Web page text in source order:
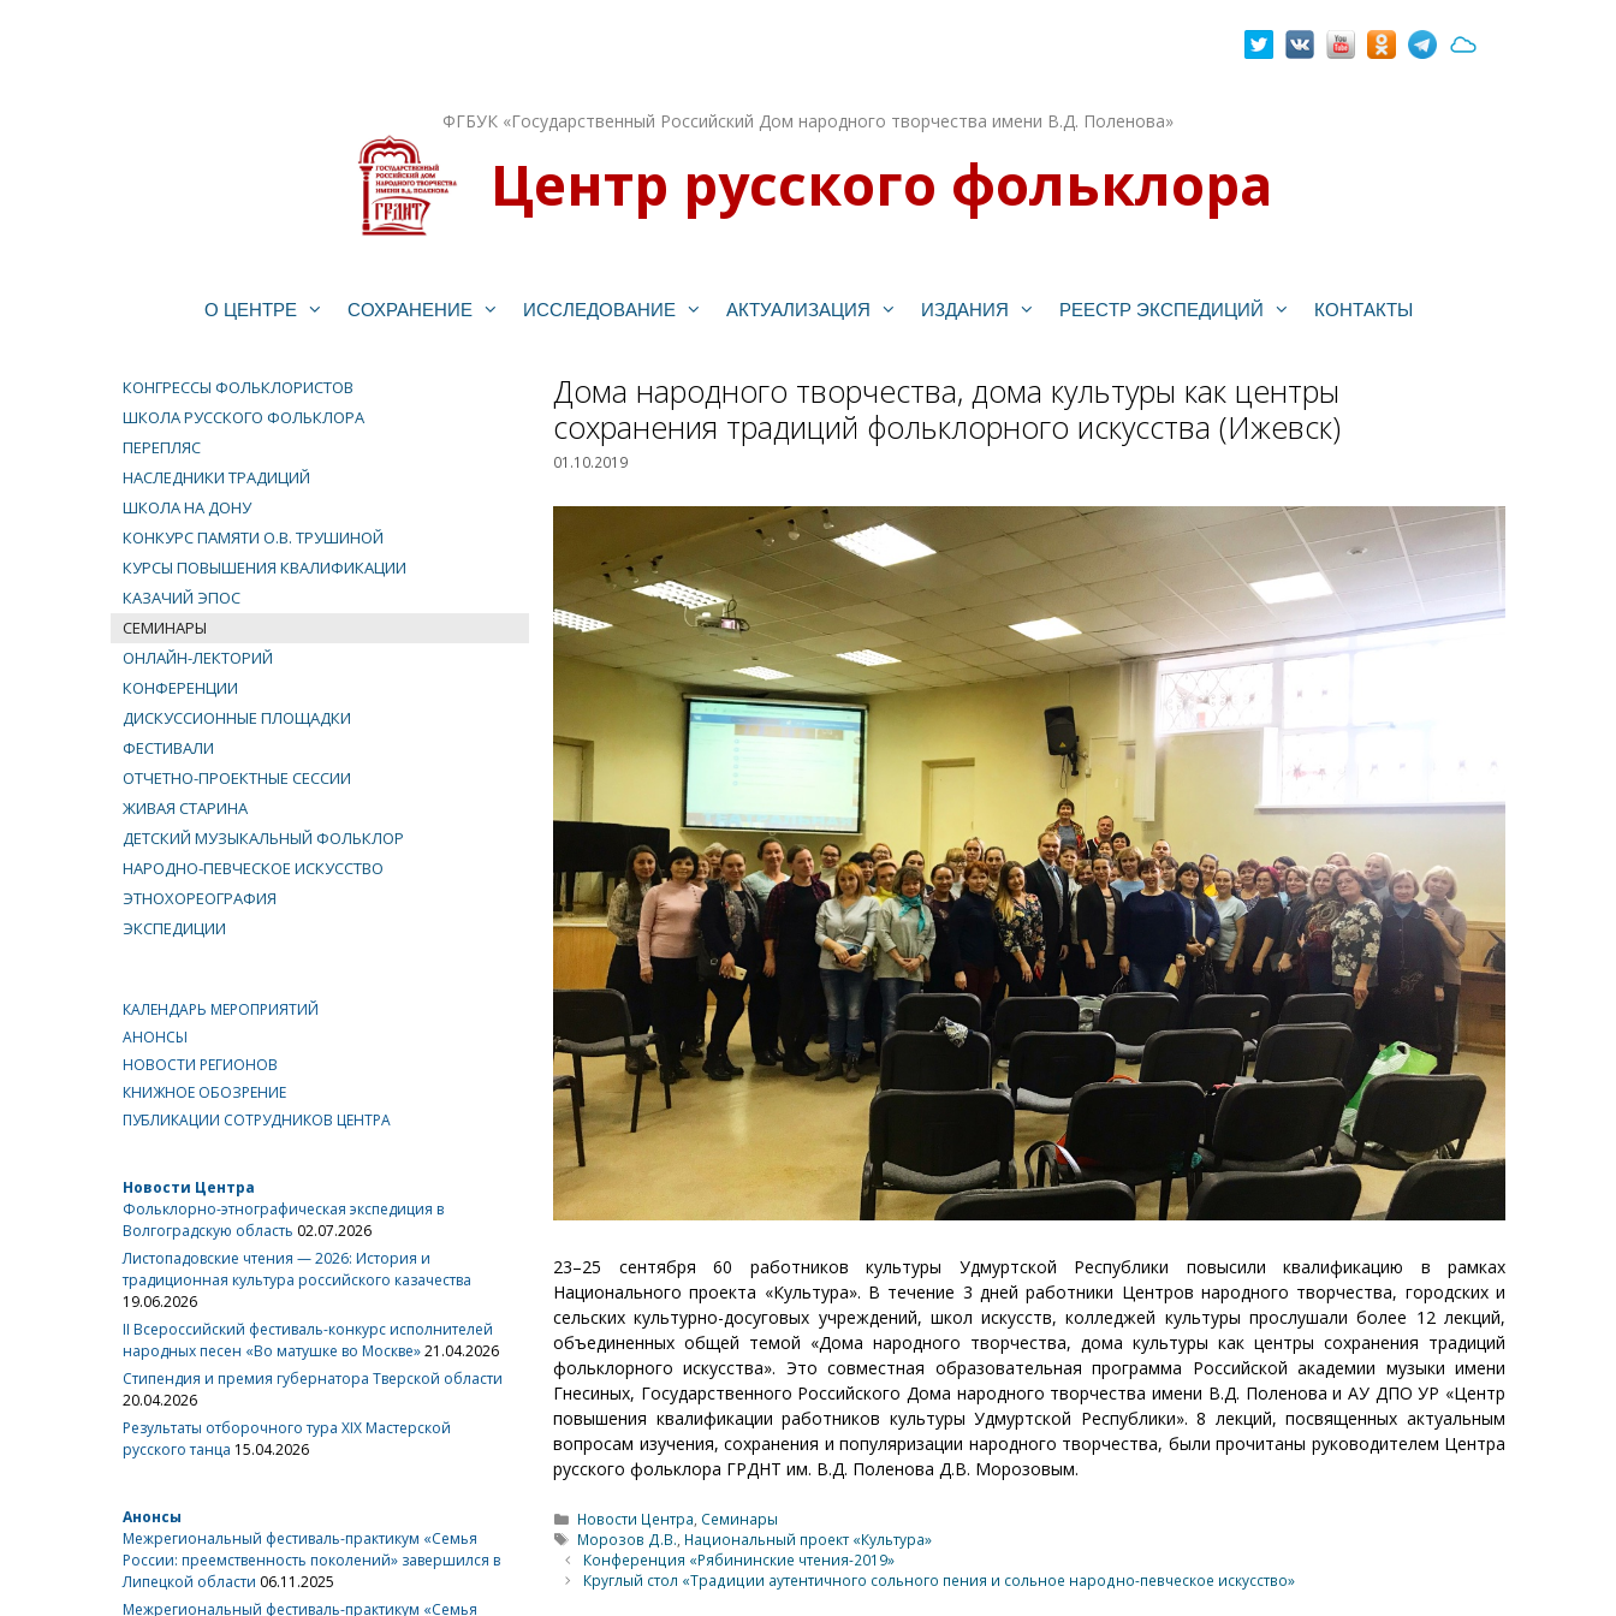
ФГБУК «Государственный Российский Дом народного творчества имени В.Д. Поленова»
Центр русского фольклора
О ЦЕНТРЕ СОХРАНЕНИЕ ИССЛЕДОВАНИЕ АКТУАЛИЗАЦИЯ ИЗДАНИЯ РЕЕСТР ЭКСПЕДИЦИЙ КОНТАКТЫ
Дома народного творчества, дома культуры как центры
сохранения традиций фольклорного искусства (Ижевск)
01.10.2019
23–25 сентября 60 работников культуры Удмуртской Республики повысили квалификацию в рамках
Национального проекта «Культура». В течение 3 дней работники Центров народного творчества, городских и
сельских культурно-досуговых учреждений, школ искусств, колледжей культуры прослушали более 12 лекций,
объединенных общей темой «Дома народного творчества, дома культуры как центры сохранения традиций
фольклорного искусства». Это совместная образовательная программа Российской академии музыки имени
Гнесиных, Государственного Российского Дома народного творчества имени В.Д. Поленова и АУ ДПО УР «Центр
повышения квалификации работников культуры Удмуртской Республики». 8 лекций, посвященных актуальным
вопросам изучения, сохранения и популяризации народного творчества, были прочитаны руководителем Центра
русского фольклора ГРДНТ им. В.Д. Поленова Д.В. Морозовым.
Рубрики
Новости Центра, Семинары
Метки
Морозов Д.В., Национальный проект «Культура»
Конференция «Рябининские чтения-2019»
Круглый стол «Традиции аутентичного сольного пения и сольное народно-певческое искусство»
КОНГРЕССЫ ФОЛЬКЛОРИСТОВ
ШКОЛА РУССКОГО ФОЛЬКЛОРА
ПЕРЕПЛЯС
НАСЛЕДНИКИ ТРАДИЦИЙ
ШКОЛА НА ДОНУ
КОНКУРС ПАМЯТИ О.В. ТРУШИНОЙ
КУРСЫ ПОВЫШЕНИЯ КВАЛИФИКАЦИИ
КАЗАЧИЙ ЭПОС
СЕМИНАРЫ
ОНЛАЙН-ЛЕКТОРИЙ
КОНФЕРЕНЦИИ
ДИСКУССИОННЫЕ ПЛОЩАДКИ
ФЕСТИВАЛИ
ОТЧЕТНО-ПРОЕКТНЫЕ СЕССИИ
ЖИВАЯ СТАРИНА
ДЕТСКИЙ МУЗЫКАЛЬНЫЙ ФОЛЬКЛОР
НАРОДНО-ПЕВЧЕСКОЕ ИСКУССТВО
ЭТНОХОРЕОГРАФИЯ
ЭКСПЕДИЦИИ
КАЛЕНДАРЬ МЕРОПРИЯТИЙ
АНОНСЫ
НОВОСТИ РЕГИОНОВ
КНИЖНОЕ ОБОЗРЕНИЕ
ПУБЛИКАЦИИ СОТРУДНИКОВ ЦЕНТРА
Новости Центра
Фольклорно-этнографическая экспедиция в
Волгоградскую область 02.07.2026
Листопадовские чтения — 2026: История и
традиционная культура российского казачества
19.06.2026
II Всероссийский фестиваль-конкурс исполнителей
народных песен «Во матушке во Москве»21.04.2026
Стипендия и премия губернатора Тверской области
20.04.2026
Результаты отборочного тура XIX Мастерской
русского танца 15.04.2026
Анонсы
Межрегиональный фестиваль-практикум «Семья
России: преемственность поколений» завершился в
Липецкой области 06.11.2025
Межрегиональный фестиваль-практикум «Семья